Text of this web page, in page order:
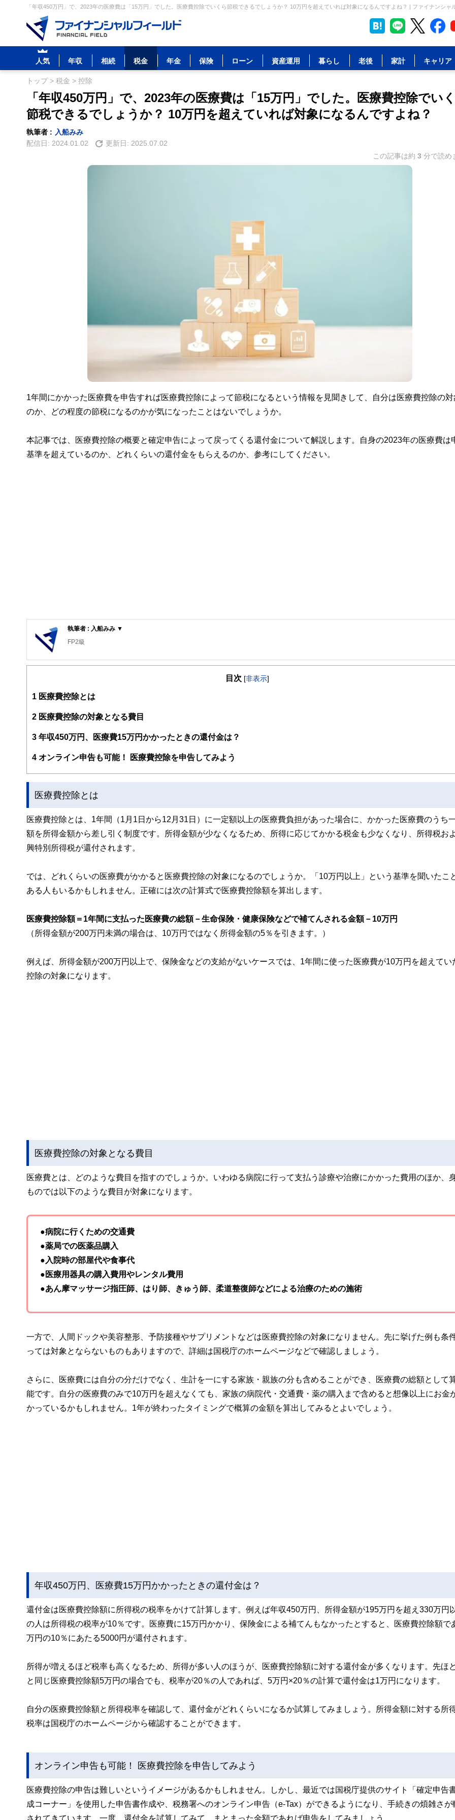
「年収450万円」で、2023年の医療費は「15万円」でした。医療費控除でいくら節税できるでしょうか？ 10万円を超えていれば対象になるんですよね？ | ファイナンシャ
人気 年収 相続 税金 年金 保険 ローン 資産運用 暮らし 老後 家計 キャリア
トップ> 税金 > 控除
「年収450万円」で、2023年の医療費は「15万円」でした。医療費控除でい
節税できるでしょうか？ 10万円を超えていれば対象になるんですよね？
執筆者 :
入船みみ
配信日: 2024.01.02 更新日: 2025.07.02
この記事は約 3 分で読め
1年間にかかった医療費を申告すれば医療費控除によって節税になるという情報を見聞きして、自分は医療費控除の対
のか、どの程度の節税になるのかが気になったことはないでしょうか。
本記事では、医療費控除の概要と確定申告によって戻ってくる還付金について解説します。自身の2023年の医療費は
基準を超えているのか、どれくらいの還付金をもらえるのか、参考にしてください。
執筆者 : 入船みみ ▼
FP2級
目次 [非表示]
1 医療費控除とは
2 医療費控除の対象となる費目
3 年収450万円、医療費15万円かかったときの還付金は？
4 オンライン申告も可能！ 医療費控除を申告してみよう
医療費控除とは
医療費控除とは、1年間（1月1日から12月31日）に一定額以上の医療費負担があった場合に、かかった医療費のうち
額を所得金額から差し引く制度です。所得金額が少なくなるため、所得に応じてかかる税金も少なくなり、所得税お
興特別所得税が還付されます。
では、どれくらいの医療費がかかると医療費控除の対象になるのでしょうか。「10万円以上」という基準を聞いたこ
ある人もいるかもしれません。正確には次の計算式で医療費控除額を算出します。
医療費控除額＝1年間に支払った医療費の総額－生命保険・健康保険などで補てんされる金額－10万円
（所得金額が200万円未満の場合は、10万円ではなく所得金額の5％を引きます。）
例えば、所得金額が200万円以上で、保険金などの支給がないケースでは、1年間に使った医療費が10万円を超えてい
控除の対象になります。
医療費控除の対象となる費目
医療費とは、どのような費目を指すのでしょうか。いわゆる病院に行って支払う診療や治療にかかった費用のほか、
ものでは以下のような費目が対象になります。
●病院に行くための交通費
●薬局での医薬品購入
●入院時の部屋代や食事代
●医療用器具の購入費用やレンタル費用
●あん摩マッサージ指圧師、はり師、きゅう師、柔道整復師などによる治療のための施術
一方で、人間ドックや美容整形、予防接種やサプリメントなどは医療費控除の対象になりません。先に挙げた例も条
っては対象とならないものもありますので、詳細は国税庁のホームページなどで確認しましょう。
さらに、医療費には自分の分だけでなく、生計を一にする家族・親族の分も含めることができ、医療費の総額として
能です。自分の医療費のみで10万円を超えなくても、家族の病院代・交通費・薬の購入まで含めると想像以上にお金
かっているかもしれません。1年が終わったタイミングで概算の金額を算出してみるとよいでしょう。
年収450万円、医療費15万円かかったときの還付金は？
還付金は医療費控除額に所得税の税率をかけて計算します。例えば年収450万円、所得金額が195万円を超え330万円
の人は所得税の税率が10％です。医療費に15万円かかり、保険金による補てんもなかったとすると、医療費控除額で
万円の10％にあたる5000円が還付されます。
所得が増えるほど税率も高くなるため、所得が多い人のほうが、医療費控除額に対する還付金が多くなります。先ほ
と同じ医療費控除額5万円の場合でも、税率が20％の人であれば、5万円×20％の計算で還付金は1万円になります。
自分の医療費控除額と所得税率を確認して、還付金がどれくらいになるか試算してみましょう。所得金額に対する所
税率は国税庁のホームページから確認することができます。
オンライン申告も可能！ 医療費控除を申告してみよう
医療費控除の申告は難しいというイメージがあるかもしれません。しかし、最近では国税庁提供のサイト「確定申告
成コーナー」を使用した申告書作成や、税務署へのオンライン申告（e-Tax）ができるようになり、手続きの煩雑さが
されてきています。一度、還付金を試算してみて、まとまった金額であれば申告をしてみましょう。